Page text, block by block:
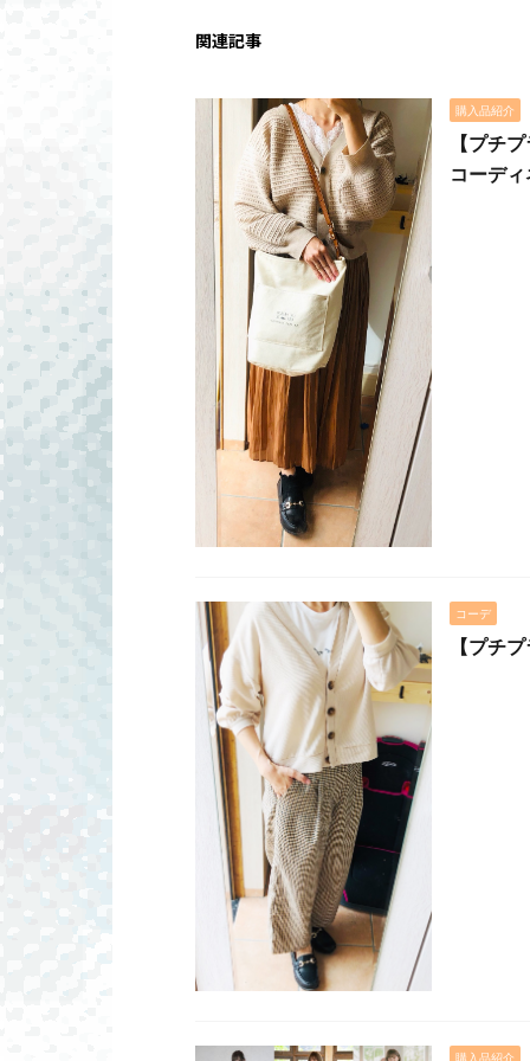
関連記事
購入品紹介
【プチ
コーデ
コーデ
【プチ
購入品紹介